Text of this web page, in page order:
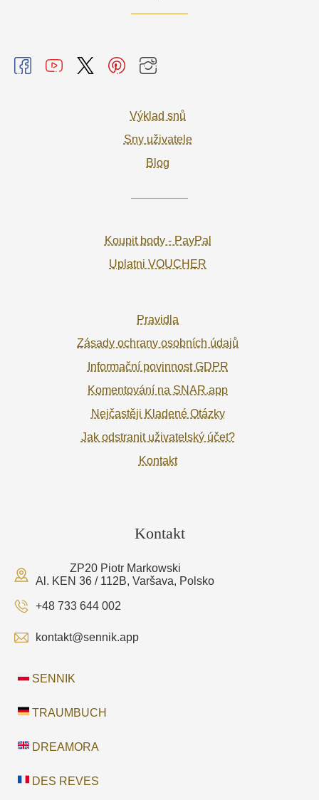
Výklad snů
Sny uživatele
Blog
Koupit body - PayPal
Uplatni VOUCHER
Pravidla
Zásady ochrany osobních údajů
Informační povinnost GDPR
Komentování na SNAR.app
Nejčastěji Kladené Otázky
Jak odstranit uživatelský účet?
Kontakt
Kontakt
ZP20 Piotr Markowski
Al. KEN 36 / 112B, Varšava, Polsko
+48 733 644 002
kontakt@sennik.app
SENNIK
TRAUMBUCH
DREAMORA
DES REVES